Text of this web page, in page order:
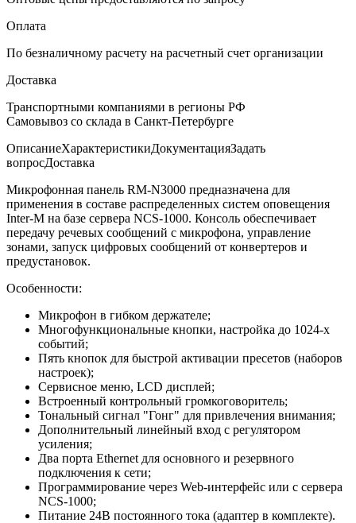
Оплата
По безналичному расчету на расчетный счет организации
Доставка
Транспортными компаниями в регионы РФ
Самовывоз со склада в Санкт-Петербурге
ОписаниеХарактеристикиДокументацияЗадать
вопросДоставка
Микрофонная панель RM-N3000 предназначена для
применения в составе распределенных систем оповещения
Inter-M на базе сервера NCS-1000. Консоль обеспечивает
передачу речевых сообщений с микрофона, управление
зонами, запуск цифровых сообщений от конвертеров и
предустановок.
Особенности:
Микрофон в гибком держателе;
Многофункциональные кнопки, настройка до 1024-х
событий;
Пять кнопок для быстрой активации пресетов (наборов
настроек);
Сервисное меню, LCD дисплей;
Встроенный контрольный громкоговоритель;
Тональный сигнал "Гонг" для привлечения внимания;
Дополнительный линейный вход с регулятором
усиления;
Два порта Ethernet для основного и резервного
подключения к сети;
Программирование через Web-интерфейс или с сервера
NCS-1000;
Питание 24В постоянного тока (адаптер в комплекте).